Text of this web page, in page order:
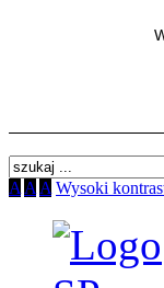
A A A Wysoki